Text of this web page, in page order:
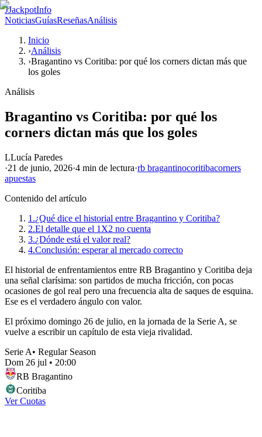
JJackpotInfo
NoticiasGuíasReseñasAnálisis
Inicio
›Análisis
›Bragantino vs Coritiba: por qué los corners dictan más que
los goles
Análisis
Bragantino vs Coritiba: por qué los
corners dictan más que los goles
LLucía Paredes
·21 de junio, 2026·4 min de lectura·rb bragantinocoritibacorners
apuestas
Contenido del artículo
1.¿Qué dice el historial entre Bragantino y Coritiba?
2.El detalle que el 1X2 no cuenta
3.¿Dónde está el valor real?
4.Conclusión: esperar al mercado correcto
El historial de enfrentamientos entre RB Bragantino y Coritiba deja
una señal clarísima: son partidos de mucha fricción, con pocas
ocasiones de gol real pero una frecuencia alta de saques de esquina.
Ese es el verdadero ángulo con valor.
El próximo domingo 26 de julio, en la jornada de la Serie A, se
vuelve a escribir un capítulo de esta vieja rivalidad.
Serie A• Regular Season
Dom 26 jul • 20:00
RB Bragantino
Coritiba
Ver Cuotas